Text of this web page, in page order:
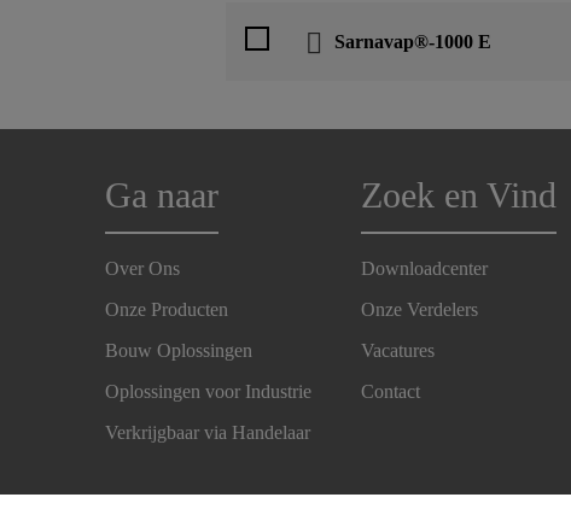
Sarnavap®-1000 E
Ga naar
Over Ons
Onze Producten
Bouw Oplossingen
Oplossingen voor Industrie
Verkrijgbaar via Handelaar
Zoek en Vind
Downloadcenter
Onze Verdelers
Vacatures
Contact